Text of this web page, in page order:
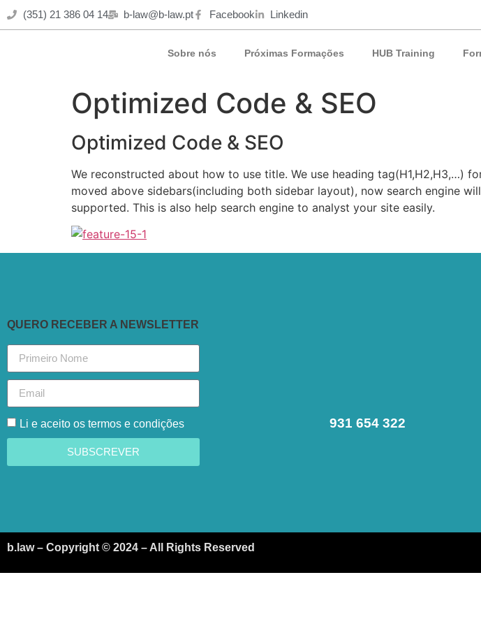
(351) 21 386 04 14 b-law@b-law.pt Facebook Linkedin
Sobre nós Próximas Formações HUB Training
Optimized Code & SEO
Optimized Code & SEO
We reconstructed about how to use title. We use heading tag(H1,H2,H3,…)
moved above sidebars(including both sidebar layout), now search engine
supported. This is also help search engine to analyst your site easily.
QUERO RECEBER A NEWSLETTER
Li e aceito os termos e condições
SUBSCREVER
931 654 322
b.law – Copyright © 2024 – All Rights Reserved